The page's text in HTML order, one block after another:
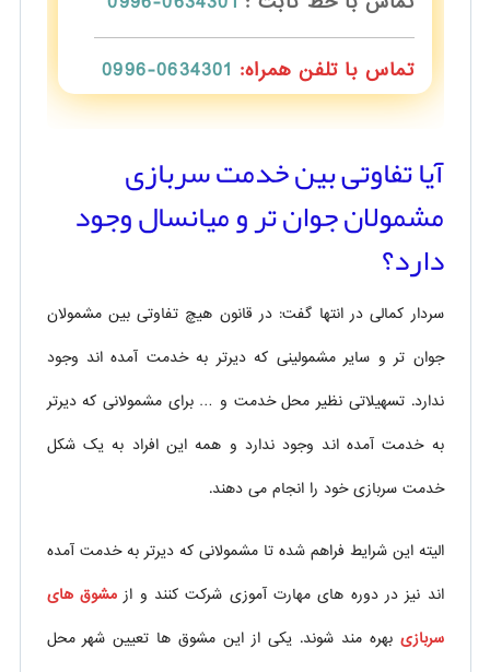
تماس با تلفن همراه: 0634301-0996
آیا تفاوتی بین خدمت سربازی
مشمولان جوان تر و میانسال وجود
دارد؟
سردار کمالی در انتها گفت: در قانون هیچ تفاوتی بین مشمولان
جوان تر و سایر مشمولینی که دیرتر به خدمت آمده اند وجود
ندارد. تسهیلاتی نظیر محل خدمت و … برای مشمولانی که دیرتر
به خدمت آمده اند وجود ندارد و همه این افراد به یک شکل
خدمت سربازی خود را انجام می دهند.
الیته این شرایط فراهم شده تا مشمولانی که دیرتر به خدمت آمده
اند نیز در دوره های مهارت آموزی شرکت کنند و ازمشوق های
سربازی بهره مند شوند. یکی از این مشوق ها تعیین شهر محل